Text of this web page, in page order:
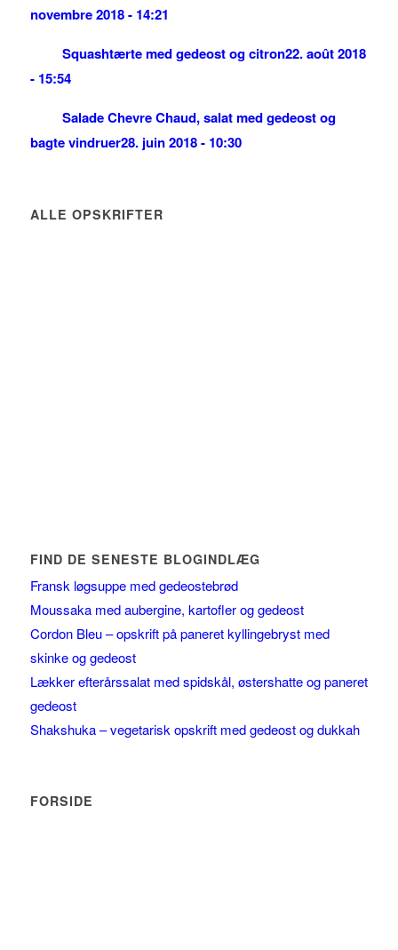
novembre 2018 - 14:21
Squashtærte med gedeost og citron22. août 2018
- 15:54
Salade Chevre Chaud, salat med gedeost og
bagte vindruer28. juin 2018 - 10:30
ALLE OPSKRIFTER
FIND DE SENESTE BLOGINDLÆG
Fransk løgsuppe med gedeostebrød
Moussaka med aubergine, kartofler og gedeost
Cordon Bleu – opskrift på paneret kyllingebryst med
skinke og gedeost
Lækker efterårssalat med spidskål, østershatte og paneret
gedeost
Shakshuka – vegetarisk opskrift med gedeost og dukkah
FORSIDE